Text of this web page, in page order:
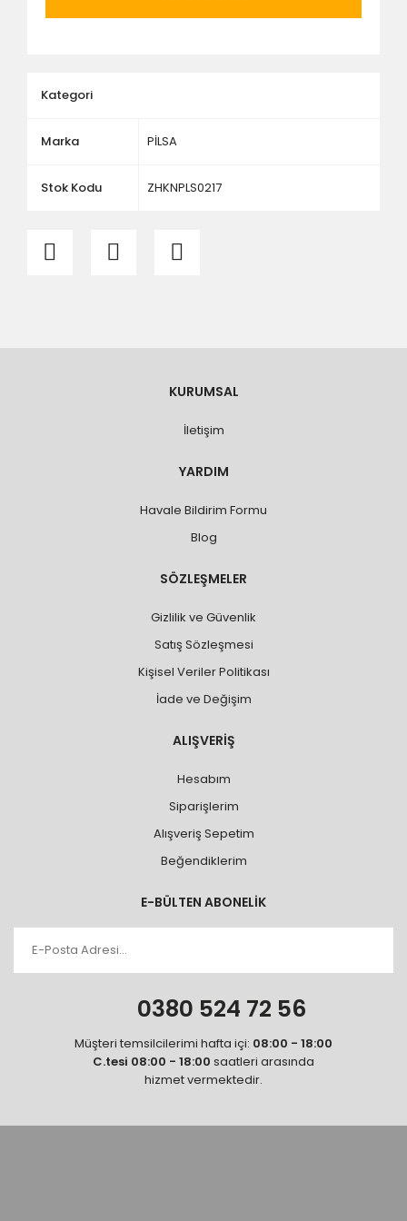
Kategori
Marka PİLSA
Stok Kodu ZHKNPLS0217
KURUMSAL
İletişim
YARDIM
Havale Bildirim Formu
Blog
SÖZLEŞMELER
Gizlilik ve Güvenlik
Satış Sözleşmesi
Kişisel Veriler Politikası
İade ve Değişim
ALIŞVERİŞ
Hesabım
Siparişlerim
Alışveriş Sepetim
Beğendiklerim
E-BÜLTEN ABONELİK
0380 524 72 56
Müşteri temsilcilerimi hafta içi: 08:00 - 18:00
C.tesi 08:00 - 18:00 saatleri arasında
hizmet vermektedir.